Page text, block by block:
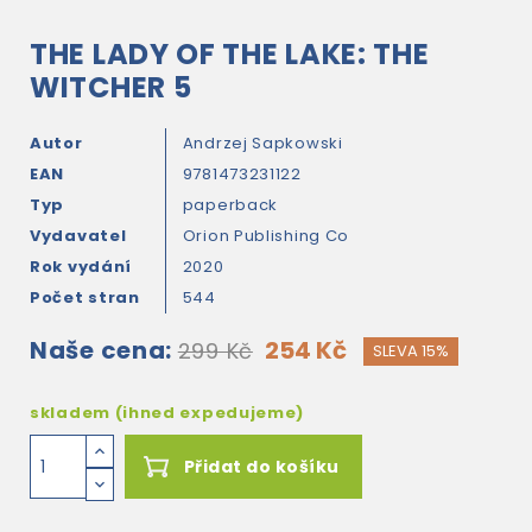
THE LADY OF THE LAKE: THE
WITCHER 5
Autor
Andrzej Sapkowski
EAN
9781473231122
Typ
paperback
Vydavatel
Orion Publishing Co
Rok vydání
2020
Počet stran
544
Naše cena: 299 Kč 254 Kč SLEVA 15%
skladem (ihned expedujeme)
Přidat do košíku